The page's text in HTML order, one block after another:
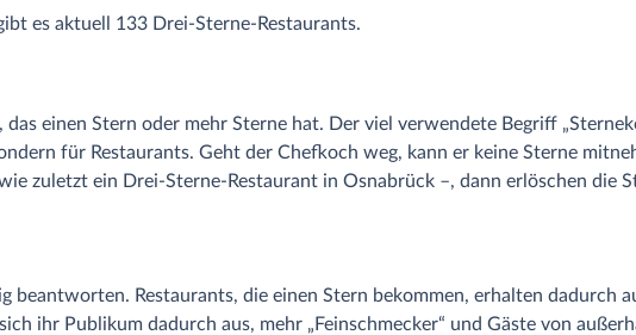
einen Stern oder mehr Sterne hat. Der viel verwendete Begriff
für Restaurants. Geht der Chefkoch weg, kann er keine Sterne
zuletzt ein Drei-Sterne-Restaurant in Osnabrück –, dann erlöschen die
Restaurants, die einen Stern bekommen, erhalten dadurch
ihr Publikum dadurch aus, mehr „Feinschmecker“ und Gäste von